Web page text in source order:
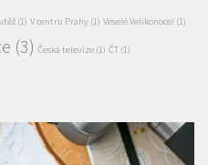
(1) V centru Prahy (1) Veselé Velikonoce! (1)
(3) Česká televize (1) ČT (1)